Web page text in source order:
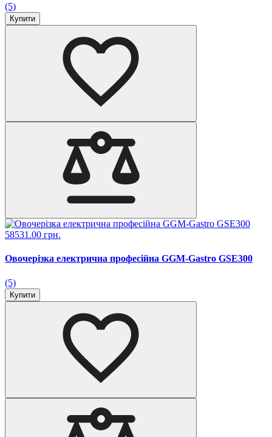
(5)
Купити
58531.00 грн.
Овочерізка електрична професійна GGM-Gastro GSE300
(5)
Купити